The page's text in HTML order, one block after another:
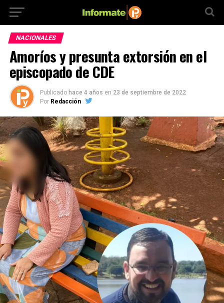
NACIONALES
Amoríos y presunta extorsión en el
episcopado de CDE
Publicado hace 4 años en 23 de septiembre de 2022
Por Redacción